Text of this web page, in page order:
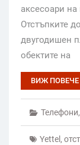
аксесоари
Отстъпките
двугодишен
обектите на
ВИЖ ПОВЕЧЕ
Телефони,
Yettel ,